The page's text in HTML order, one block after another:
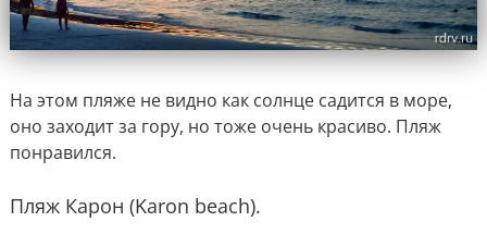
На этом пляже не видно как солнце садится в море,
оно заходит за гору, но тоже очень красиво. Пляж
понравился.
Пляж Карон (Karon beach).